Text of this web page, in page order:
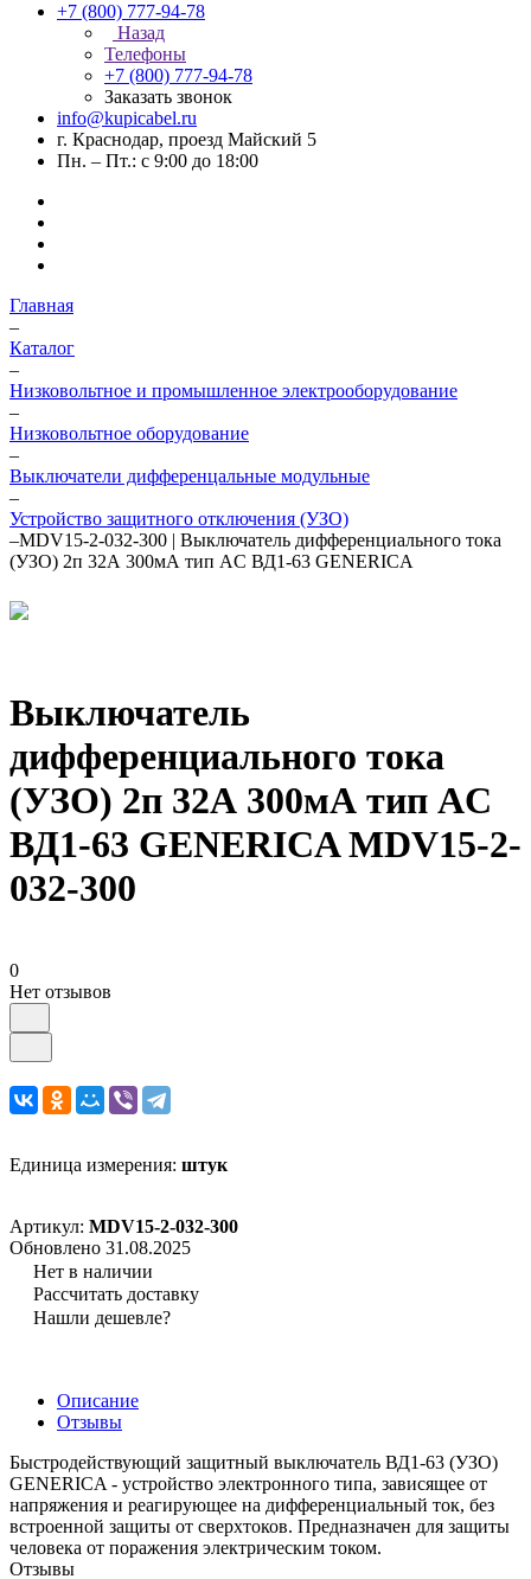
+7 (800) 777-94-78
Назад
Телефоны
+7 (800) 777-94-78
Заказать звонок
info@kupicabel.ru
г. Краснодар, проезд Майский 5
Пн. – Пт.: с 9:00 до 18:00
Главная
–
Каталог
–
Низковольтное и промышленное электрооборудование
–
Низковольтное оборудование
–
Выключатели дифференцальные модульные
–
Устройство защитного отключения (УЗО)
–MDV15-2-032-300 | Выключатель дифференциального тока
(УЗО) 2п 32А 300мА тип AC ВД1-63 GENERICA
Выключатель
дифференциального тока
(УЗО) 2п 32А 300мА тип AC
ВД1-63 GENERICA MDV15-2-
032-300
0
Нет отзывов
Единица измерения: штук
Артикул: MDV15-2-032-300
Обновлено 31.08.2025
Нет в наличии
Рассчитать доставку
Нашли дешевле?
Описание
Отзывы
Быстродействующий защитный выключатель ВД1-63 (УЗО)
GENERICA - устройство электронного типа, зависящее от
напряжения и реагирующее на дифференциальный ток, без
встроенной защиты от сверхтоков. Предназначен для защиты
человека от поражения электрическим током.
Отзывы